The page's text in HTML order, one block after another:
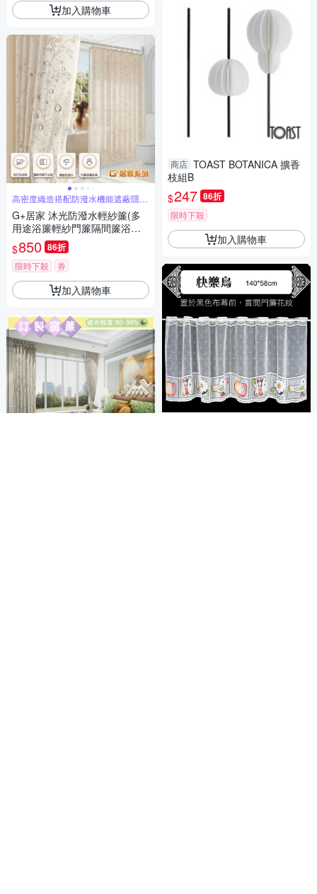
加入購物車
高密度織造搭配防潑水機能遮蔽隱私
採光柔和
G+居家 沐光防潑水輕紗簾(多
用途浴簾輕紗門簾隔間簾浴室
隔間簾/布藝浴簾/輕紗落地簾)
$850 86折
限時下殺 券
加入購物車
商店 TOAST BOTANICA 擴香
枝組B
$247 86折
限時下殺
加入購物車